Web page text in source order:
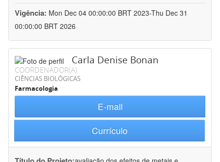
Vigência: Mon Dec 04 00:00:00 BRT 2023-Thu Dec 31
00:00:00 BRT 2026
Carla Denise Bonan
COORDENADOR(A)
CIÊNCIAS BIOLÓGICAS
Farmacologia
E-mail
Currículo